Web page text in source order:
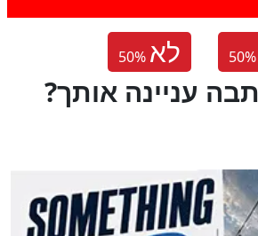
50% לא 50%
עניינה אותך